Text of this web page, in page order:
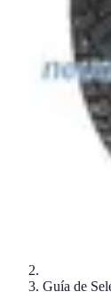
Guía de